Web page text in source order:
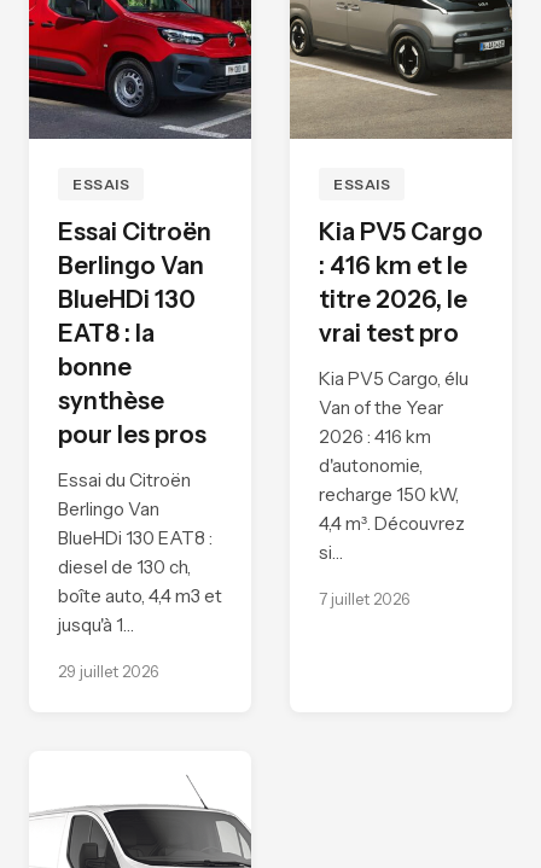
ESSAIS
Essai Citroën
Berlingo Van
BlueHDi 130
EAT8 : la
bonne
synthèse
pour les pros
Essai du Citroën
Berlingo Van
BlueHDi 130 EAT8 :
diesel de 130 ch,
boîte auto, 4,4 m3 et
jusqu'à 1…
29 juillet 2026
ESSAIS
Kia PV5 Cargo
: 416 km et le
titre 2026, le
vrai test pro
Kia PV5 Cargo, élu
Van of the Year
2026 : 416 km
d'autonomie,
recharge 150 kW,
4,4 m³. Découvrez
si…
7 juillet 2026